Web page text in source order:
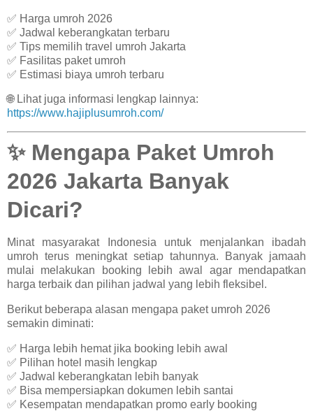
✅ Harga umroh 2026
✅ Jadwal keberangkatan terbaru
✅ Tips memilih travel umroh Jakarta
✅ Fasilitas paket umroh
✅ Estimasi biaya umroh terbaru
🌐 Lihat juga informasi lengkap lainnya:
https://www.hajiplusumroh.com/
✨ Mengapa Paket Umroh
2026 Jakarta Banyak
Dicari?
Minat masyarakat Indonesia untuk menjalankan ibadah
umroh terus meningkat setiap tahunnya. Banyak jamaah
mulai melakukan booking lebih awal agar mendapatkan
harga terbaik dan pilihan jadwal yang lebih fleksibel.
Berikut beberapa alasan mengapa paket umroh 2026
semakin diminati:
✅ Harga lebih hemat jika booking lebih awal
✅ Pilihan hotel masih lengkap
✅ Jadwal keberangkatan lebih banyak
✅ Bisa mempersiapkan dokumen lebih santai
✅ Kesempatan mendapatkan promo early booking